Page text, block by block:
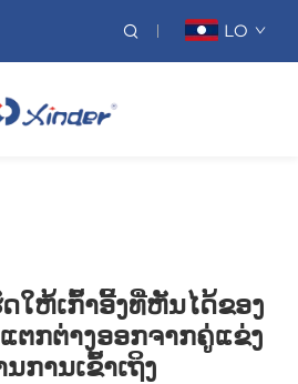
LO
ໃຫ້ເກົ້າອີ້ງທີ່ຫັນໄດ້ຂອງ
ຕກຕ່າງອອກຈາກຄູ່ແຂ່ງ
ການເຂົ້າເຖິງ